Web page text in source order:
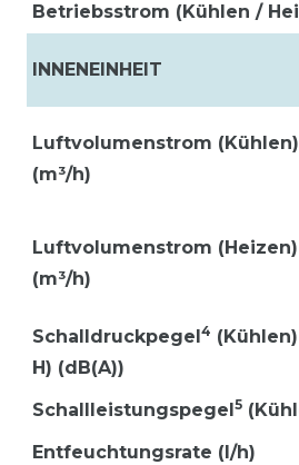
Betriebsstrom (Kühlen /
INNENEINHEIT
Luftvolumenstrom (Kühlen)
(m³/h)
Luftvolumenstrom (Heizen)
(m³/h)
Schalldruckpegel4 (Kühlen)
H) (dB(A))
Schallleistungspegel5
Entfeuchtungsrate (l/h)